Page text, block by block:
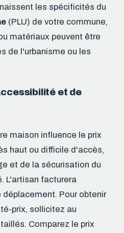
les spécificités du
(PLU) de votre commune,
matériaux peuvent être
de l'urbanisme ou les
et de
maison influence le prix
haut ou difficile d'accès,
et de la sécurisation du
L'artisan facturera
Pour obtenir
prix, sollicitez au
Comparez le prix